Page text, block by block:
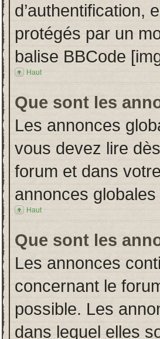
d’authentification,
protégés par un
balise BBCode
Haut
Que sont les
Les annonces
vous devez lire
forum et dans
annonces
Haut
Que sont les
Les annonces
concernant le
possible. Les
dans lequel elles